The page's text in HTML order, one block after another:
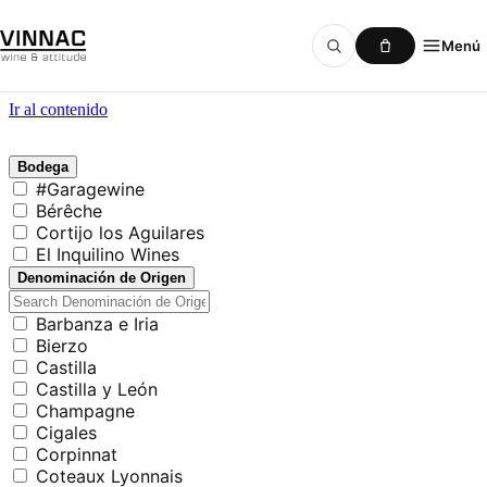
Menú
Ir al contenido
Bodega
#Garagewine
Bérêche
Cortijo los Aguilares
El Inquilino Wines
Denominación de Origen
Barbanza e Iria
Bierzo
Castilla
Castilla y León
Champagne
Cigales
Corpinnat
Coteaux Lyonnais